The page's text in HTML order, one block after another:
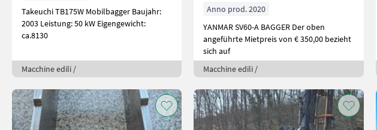
Takeuchi TB175W Mobilbagger Baujahr:
2003 Leistung: 50 kW Eigengewicht:
ca.8130
Macchine edili /
Anno prod. 2020
YANMAR SV60-A BAGGER Der oben
angeführte Mietpreis von € 350,00 bezieht
sich auf
Macchine edili /